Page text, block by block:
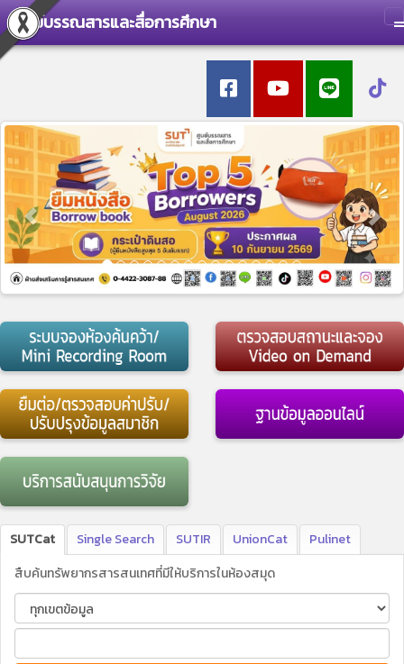
ศูนย์บรรณสารและสื่อการศึกษา
Previous
SUTCat Single Search SUTIR UnionCat
Pulinet
สืบค้นทรัพยากรสารสนเทศที่มีให้บริการในห้องสมุด